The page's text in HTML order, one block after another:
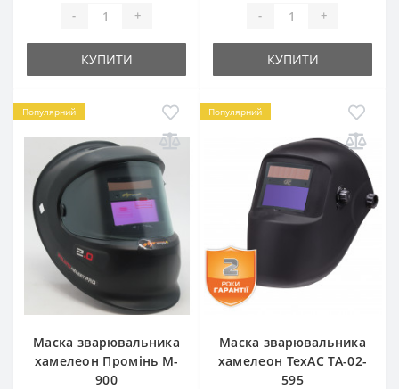
- +
КУПИТИ
- +
КУПИТИ
Популярний
Маска зварювальника
хамелеон Промінь M-
900
Популярний
Маска зварювальника
хамелеон ТехАС TA-02-
595